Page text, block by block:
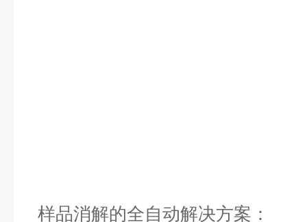
样品消解的全自动解决方案：